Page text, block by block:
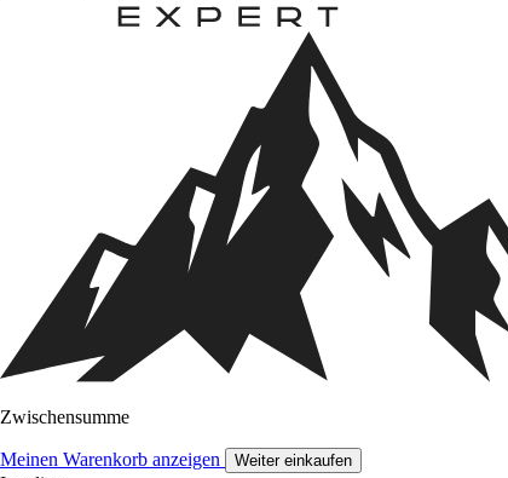
Zwischensumme
Meinen Warenkorb anzeigen Weiter einkaufen